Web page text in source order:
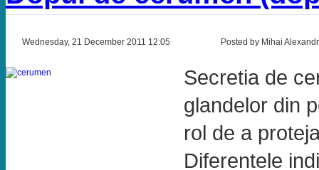
Wednesday, 21 December 2011 12:05 Posted by Mihai
Secretia de
glandelor din
rol de a
Diferentele